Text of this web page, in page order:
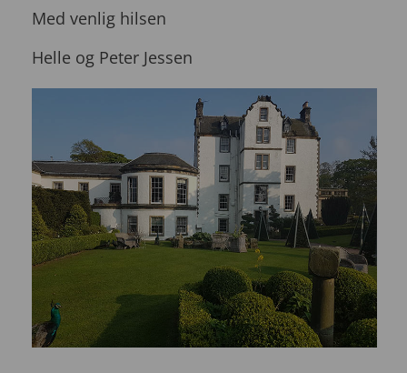
Med venlig hilsen
Helle og Peter Jessen